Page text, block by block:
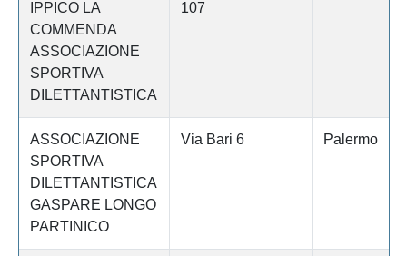
IPPICO LA
COMMENDA
ASSOCIAZIONE
SPORTIVA
DILETTANTISTICA
107
ASSOCIAZIONE
SPORTIVA
DILETTANTISTICA
GASPARE LONGO
PARTINICO
Via Bari 6 Palermo